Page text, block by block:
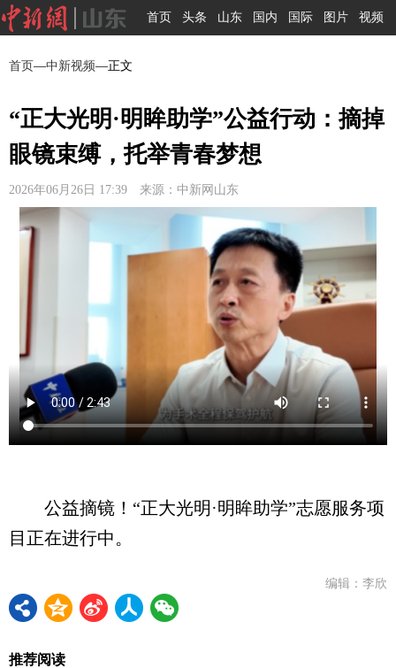
首页 头条 山东 国内 国际 图片 视频
首页—中新视频—正文
“正大光明·明眸助学”公益行动：摘掉
眼镜束缚，托举青春梦想
2026年06月26日 17:39 来源：中新网山东
公益摘镜！“正大光明·明眸助学”志愿服务项
目正在进行中。
编辑：李欣
推荐阅读